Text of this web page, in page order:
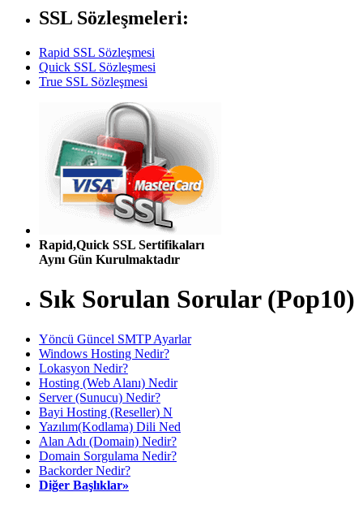
SSL Sözleşmeleri:
Rapid SSL Sözleşmesi
Quick SSL Sözleşmesi
True SSL Sözleşmesi
Rapid,Quick SSL Sertifikaları
Aynı Gün Kurulmaktadır
Sık Sorulan Sorular (Pop10)
Yöncü Güncel SMTP Ayarlar
Windows Hosting Nedir?
Lokasyon Nedir?
Hosting (Web Alanı) Nedir
Server (Sunucu) Nedir?
Bayi Hosting (Reseller) N
Yazılım(Kodlama) Dili Ned
Alan Adı (Domain) Nedir?
Domain Sorgulama Nedir?
Backorder Nedir?
Diğer Başlıklar»